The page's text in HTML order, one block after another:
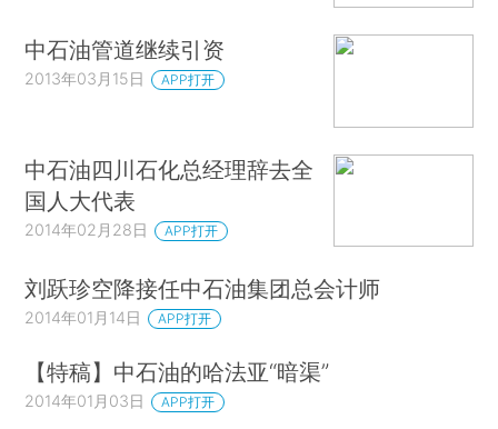
中石油管道继续引资
2013年03月15日 APP打开
中石油四川石化总经理辞去全
国人大代表
2014年02月28日 APP打开
刘跃珍空降接任中石油集团总会计师
2014年01月14日 APP打开
【特稿】中石油的哈法亚“暗渠”
2014年01月03日 APP打开